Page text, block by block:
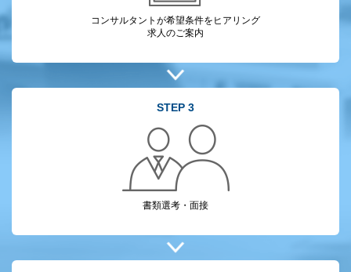
コンサルタントが希望条件をヒアリング
求人のご案内
STEP 3
書類選考・面接